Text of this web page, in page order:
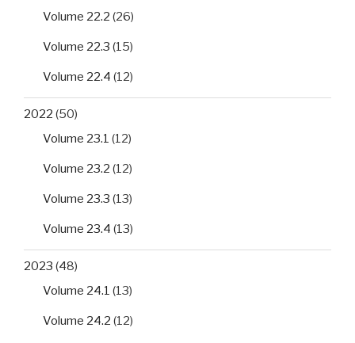
Volume 22.2 (26)
Volume 22.3 (15)
Volume 22.4 (12)
2022 (50)
Volume 23.1 (12)
Volume 23.2 (12)
Volume 23.3 (13)
Volume 23.4 (13)
2023 (48)
Volume 24.1 (13)
Volume 24.2 (12)